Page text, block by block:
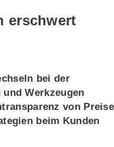
erschwert
bei der
Werkzeugen
von
beim Kunden